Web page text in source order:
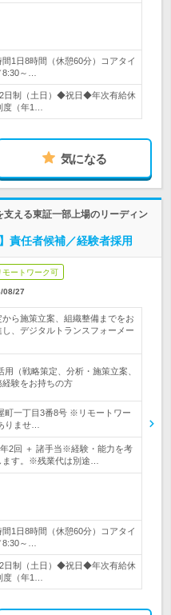
1日8時間（休憩60分）コアタイ
～…
日制（土日）◆祝日◆年次有給休
（年1…
気になる
える東証一部上場のリーディン
責任者候補／経験者採用
モートワーク可
08/27
ら施策立案、組織整備までをお
、デジタルトランスフォーメー
（戦略策定、分析・施策立案、
験をお持ちの方
町一丁目3番8号 ※リモートワー
りませ…
2回 ＋ 諸手当※経験・能力を考
ます。※残業代は別途…
1日8時間（休憩60分）コアタイ
～…
日制（土日）◆祝日◆年次有給休
（年1…